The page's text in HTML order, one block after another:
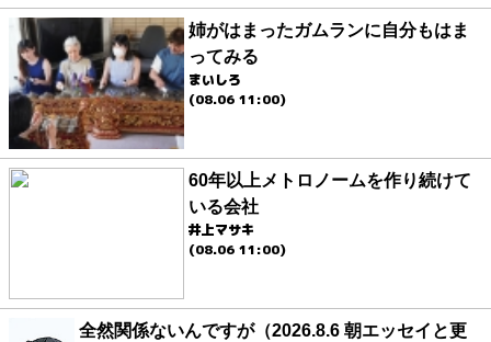
姉がはまったガムランに自分もはま
ってみる
まいしろ
(08.06 11:00)
60年以上メトロノームを作り続けて
いる会社
井上マサキ
(08.06 11:00)
全然関係ないんですが（2026.8.6 朝エッセイと更